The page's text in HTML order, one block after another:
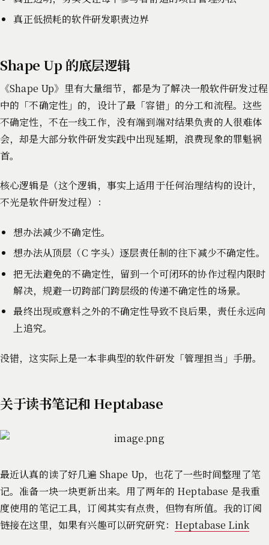
真正低损耗的软件研发职责边界
Shape Up 的底层逻辑
《Shape Up》里有大量细节，都是为了解决一般软件研发过程
中的「不确定性」的，设计了最「容错」的分工和流程。这些
不确定性，不在一线工作，没有端到端对结果负责的人很难体
会，却是大部分软件研发实践中出现延期，浪费现象的罪魁祸
首。
核心逻辑是（这个逻辑，事实上适用于任何治理结构的设计，
不光是软件研发过程）：
想办法减少不确定性。
想办法从顶层（C 字头）逐层责任制的往下减少不确定性。
把无法避免的不确定性，留到一个可闭环的协作过程内限时
解决，规避一切跨部门跨层级的传递不确定性的场景。
最终出现或意料之外的不确定性导致不良后果，责任永远向
上追究。
没错，这实际上是一本非典型的软件研发「管理担当」手册。
关于读书笔记和 Heptabase
最近认真的读了好几遍 Shape Up，也花了一些时间整理了笔
记。准备一块一块更新出来。用了两年的 Heptabase 是我重
度使用的笔记工具，订阅其实有点贵，但物有所值。我的订阅
链接在这里，如果有兴趣可以研究研究： Heptabase Link